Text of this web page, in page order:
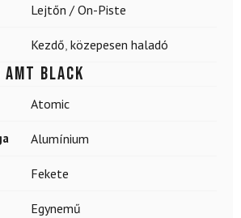
Lejtőn / On-Piste
Kezdő közepesen haladó
Amt Black
Atomic
Alumínium
Fekete
Egynemű